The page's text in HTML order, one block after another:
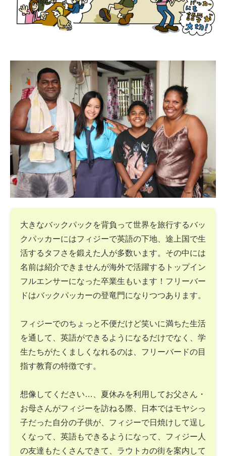
大きなバックパックを背負って世界を旅行するバッ
クパッカーにはフィジーで英語の下地、途上国で生
活するタフさを鍛えた人が多数います。その中には
名前は紹介できませんが海外で活躍するトップイン
フルエンサーになった卒業生もいます！フリーバー
ドはバックパッカーの登竜門になりつつあります。
フィジーでのちょっと不便だけど笑いに満ちた生活
を通して、英語ができるようになるだけでなく、学
生たちがたくましくなれるのは、フリーバードの目
指す教育の特徴です。
想像してください…、夏休みを利用してお父さん・
お母さんがフィジーを訪ねる際、日本ではモヤシっ
子だった自分の子供が、フィジーで日焼けして逞し
くなって、英語もできるようになって、フィジー人
の友達もたくさんできて、ラウトカの街を案内して